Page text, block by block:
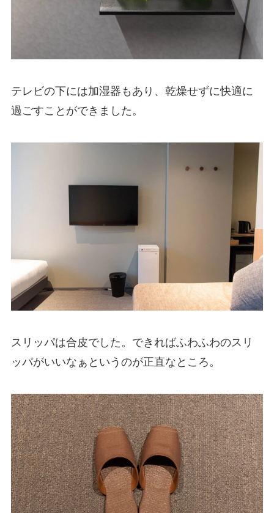
テレビの下には加湿器もあり、乾燥せずに快適に
過ごすことができました。
スリッパは合皮でした。できればふわふわのスリ
ッパがいいなぁというのが正直なところ。